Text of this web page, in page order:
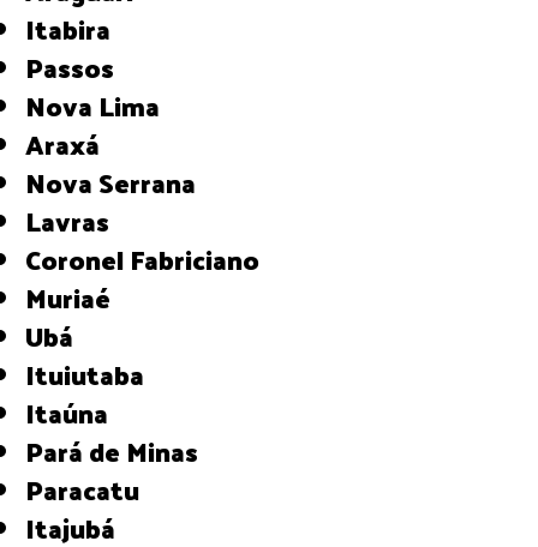
Itabira
Passos
Nova Lima
Araxá
Nova Serrana
Lavras
Coronel Fabriciano
Muriaé
Ubá
Ituiutaba
Itaúna
Pará de Minas
Paracatu
Itajubá